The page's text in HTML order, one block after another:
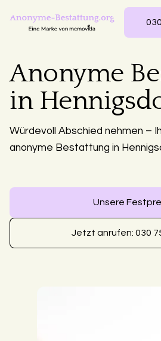
Anonyme
in
Würdevoll Abschied nehmen –
anonyme Bestattung in
Unsere
Jetzt anrufen: 030